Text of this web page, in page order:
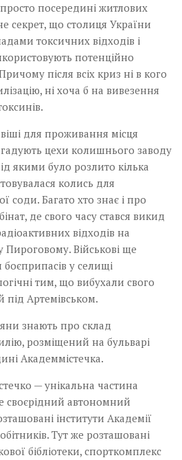
посередині житлових
секрет, що столиця України
токсичних відходів і
потенційно
після всіх криз ні в кого
ні хоча б на вивезення
для проживання місця
цехи колишнього заводу
якими було розлито кілька
колись для
соди. Багато хто знає і про
де свого часу стався викид
відходів на
Пироговому. Військові ще
у селищі
тим, що вибухали свого
під Артемівськом.
знають про склад
розміщений на бульварі
Академмістечка.
— унікальна частина
своєрідний автономний
інститути Академії
Тут же розташовані
біб­ліотеки, спорткомплекс